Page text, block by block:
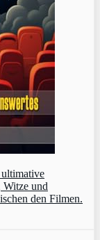
Witze und
den Filmen.